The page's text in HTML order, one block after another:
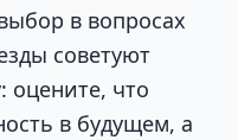
в вопросах
советуют
оцените, что
в будущем, а